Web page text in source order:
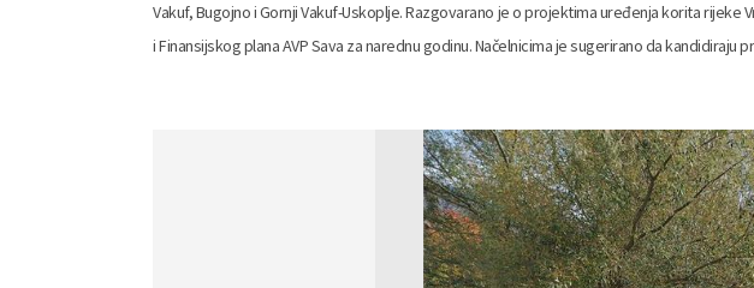
Vakuf, Bugojno i Gornji Vakuf-Uskoplje. Razgovarano je o projektima uređenja korita
i Finansijskog plana AVP Sava za narednu godinu. Načelnicima je sugerirano da